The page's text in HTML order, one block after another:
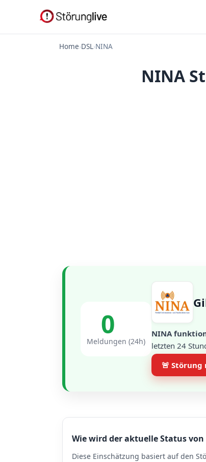
Home›DSL›NINA
NINA
0
Meldungen (24h)
NINA
letzten 24
🚨 Störung
Wie wird der aktuelle Status
Diese Einschätzung basiert auf den